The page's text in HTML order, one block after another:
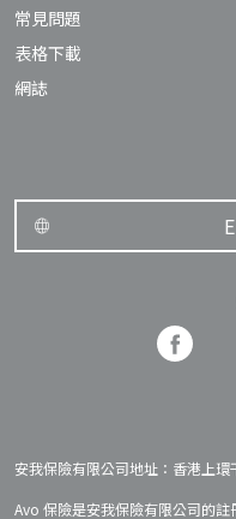
常見問題
表格下載
網誌
安我保險有限公司地址：香港上
Avo 保險是安我保險有限公司的